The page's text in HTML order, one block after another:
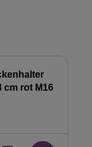
cm rot M16